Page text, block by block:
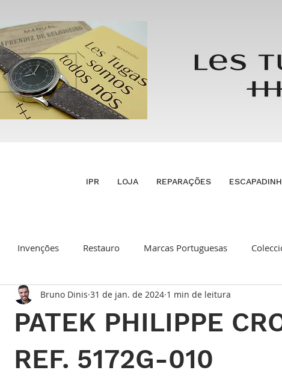
IPR LOJA REPARAÇÕES
Invenções Restauro Marcas Portuguesas
Entrevista Destaque Principal Série Solares
PATEK PHILIPPE
REF. 5172G-010
Bruno Dinis 31 de jan. de 2024 1 min de leitura